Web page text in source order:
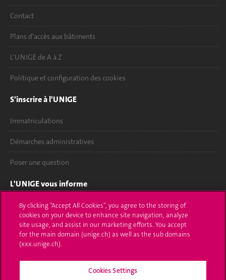
Contact
Plans d'accès aux bâtiments
L'UNIGE de A à Z
Politique et configuration des cookies
S'inscrire à l'UNIGE
Immatriculations
Démarches administratives
Poser une question
L'UNIGE vous informe
UNIGE Mobile
Médias
Offres d'emploi
By clicking “Accept All Cookies”, you agree to the storing of
cookies on your device to enhance site navigation, analyze
site usage, and assist in our marketing efforts. You accept
for the main domain (unige.ch) as well as the sub domains
(xxx.unige.ch).
Cookies Settings